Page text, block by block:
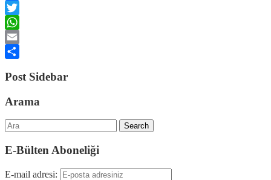
Facebook
Twitter
WhatsApp
Email
Post Sidebar
Arama
Search
E-Bülten Aboneliği
E-mail adresi: